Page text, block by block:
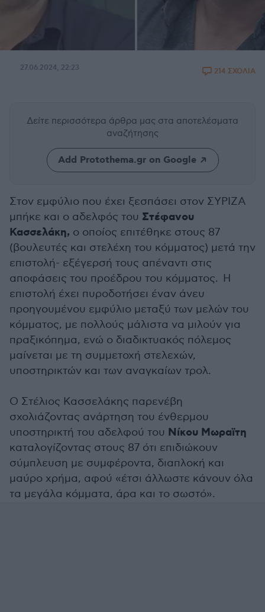
27.06.2024, 22:23 214 ΣΧΟΛΙΑ
Δείτε περισσότερα άρθρα μας στα αποτελέσματα
αναζήτησης
Add Protothema.gr on Google
Στον εμφύλιο που έχει ξεσπάσει στον ΣΥΡΙΖΑ
μπήκε και ο αδελφός του Στέφανου
Κασσελάκη, ο οποίος επιτέθηκε στους 87
(βουλευτές και στελέχη του κόμματος) μετά την
επιστολή- εξέγερσή τους απέναντι στις
αποφάσεις του προέδρου του κόμματος. Η
επιστολή έχει πυροδοτήσει έναν άνευ
προηγουμένου εμφύλιο μεταξύ των μελών του
κόμματος, με πολλούς μάλιστα να μιλούν για
πραξικόπημα, ενώ ο διαδικτυακός πόλεμος
μαίνεται με τη συμμετοχή στελεχών,
υποστηρικτών και των αναγκαίων τρολ.
Ο Στέλιος Κασσελάκης παρενέβη
σχολιάζοντας ανάρτηση του ένθερμου
υποστηρικτή του αδελφού του Νίκου Μωραϊτη
καταλογίζοντας στους 87 ότι επιδιώκουν
σύμπλευση με συμφέροντα, διαπλοκή και
μαύρο χρήμα, αφού «έτσι άλλωστε κάνουν όλα
τα μεγάλα κόμματα, άρα και το σωστό».